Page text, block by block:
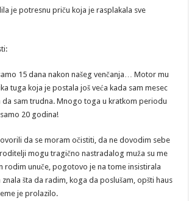
je potresnu priču koja je rasplakala sve
15 dana nakon našeg venčanja… Motor mu
tuga koja je postala još veća kada sam mesec
da sam trudna. Mnogo toga u kratkom periodu
20 godina!
da se moram očistiti, da ne dovodim sebe
mogu tragično nastradalog muža su me
rodim unuče, pogotovo je na tome insistirala
znala šta da radim, koga da poslušam, opšti haus
je prolazilo.